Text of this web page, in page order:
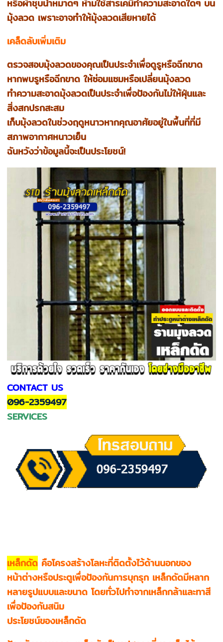
หรือผ้าชุบน้ำหมาดๆ ห้ามใช้สารเคมีทำความสะอาดใดๆ บน
มุ้งลวด เพราะอาจทำให้มุ้งลวดเสียหายได้
เคล็ดลับเพิ่มเติม
ตรวจสอบมุ้งลวดของคุณเป็นประจำเพื่อดูรูหรือฉีกขาด
หากพบรูหรือฉีกขาด ให้ซ่อมแซมหรือเปลี่ยนมุ้งลวด
ทำความสะอาดมุ้งลวดเป็นประจำเพื่อป้องกันไม่ให้ฝุ่นและ
สิ่งสกปรกสะสม
เก็บมุ้งลวดในช่วงฤดูหนาวหากคุณอาศัยอยู่ในพื้นที่ที่มี
สภาพอากาศหนาวเย็น
ฉันหวังว่าข้อมูลนี้จะเป็นประโยชน์!
CONTACT US
096-2359497
SERVICES
เหล็กดัด คือโครงสร้างโลหะที่ติดตั้งไว้ด้านนอกของ
หน้าต่างหรือประตูเพื่อป้องกันการบุกรุก เหล็กดัดมีหลาก
หลายรูปแบบและขนาด โดยทั่วไปทำจากเหล็กกล้าและทาสี
เพื่อป้องกันสนิม
ประโยชน์ของเหล็กดัด